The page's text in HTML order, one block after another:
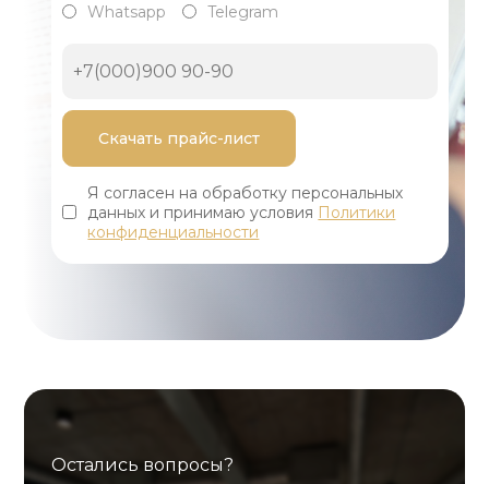
Whatsapp Telegram
Я согласен на обработку персональных
данных и принимаю условия Политики
конфиденциальности
Остались вопросы?